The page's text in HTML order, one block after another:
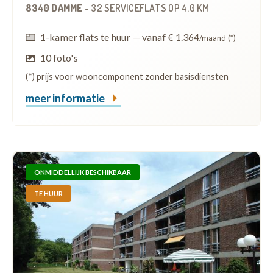
8340 DAMME - 32 SERVICEFLATS OP 4.0 KM
1-kamer flats te huur — vanaf € 1.364/maand (*)
10 foto's
(*) prijs voor wooncomponent zonder basisdiensten
meer informatie
ONMIDDELLIJK BESCHIKBAAR
TE HUUR